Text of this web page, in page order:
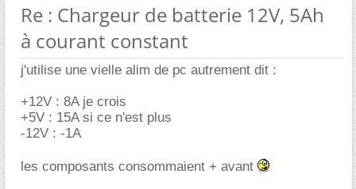
Re : Chargeur de batterie 12V, 5Ah
à courant constant
j'utilise une vielle alim de pc autrement dit :
+12V : 8A je crois
+5V : 15A si ce n'est plus
-12V : -1A
les composants consommaient + avant